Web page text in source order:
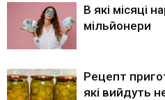
В які місяці
мільйонери
Рецепт
які вийдуть